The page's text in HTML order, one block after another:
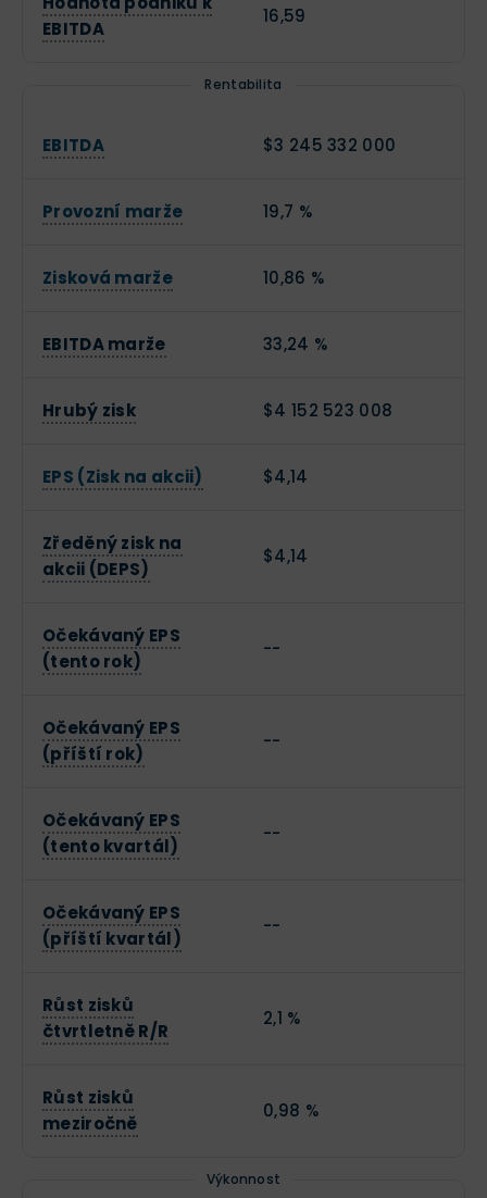
EBITDA
16,59
Rentabilita
EBITDA $3 245 332 000
Provozní marže 19,7 %
Zisková marže 10,86 %
EBITDA marže 33,24 %
Hrubý zisk $4 152 523 008
EPS (Zisk na akcii) $4,14
Zředěný zisk na
akcii (DEPS)
$4,14
Očekávaný EPS
(tento rok)
--
Očekávaný EPS
(příští rok)
--
Očekávaný EPS
(tento kvartál)
--
Očekávaný EPS
(příští kvartál)
--
Růst zisků
čtvrtletně R/R
2,1 %
Růst zisků
meziročně
0,98 %
Výkonnost